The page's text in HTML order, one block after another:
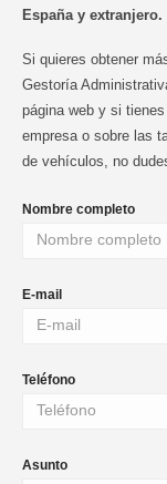
España y extranjero.
Si quieres obtener
Gestoría
página web y si
empresa o sobre las
de vehículos, no
Nombre completo
E-mail
Teléfono
Asunto